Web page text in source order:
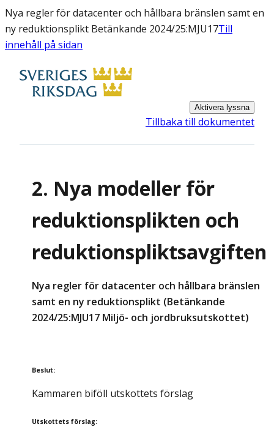
Nya regler för datacenter och hållbara bränslen samt en
ny reduktionsplikt Betänkande 2024/25:MJU17Till
innehåll på sidan
Aktivera lyssna
Tillbaka till dokumentet
2. Nya modeller för
reduktionsplikten och
reduktionspliktsavgiften
Nya regler för datacenter och hållbara bränslen
samt en ny reduktionsplikt (Betänkande
2024/25:MJU17 Miljö- och jordbruksutskottet)
Beslut:
Kammaren biföll utskottets förslag
Utskottets förslag: